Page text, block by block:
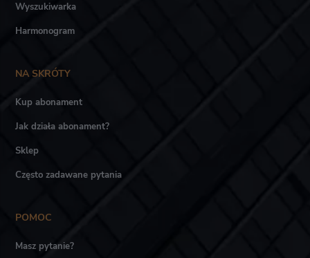
Wyszukiwarka
Harmonogram
NA SKRÓTY
Kup abonament
Jak działa abonament?
Sklep
Często zadawane pytania
POMOC
Masz pytanie?